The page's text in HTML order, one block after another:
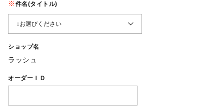
件名(タイトル)
ショップ名
ラッシュ
オーダーＩＤ